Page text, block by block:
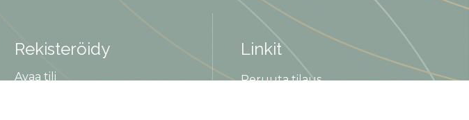
Rekisteröidy
Avaa tili
Linkit
Peruuta tilaus